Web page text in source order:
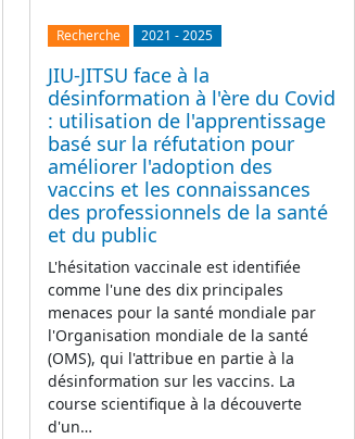
Recherche 2021 -2025
JIU-JITSU face à la
désinformation à l'ère du Covid
: utilisation de l'apprentissage
basé sur la réfutation pour
améliorer l'adoption des
vaccins et les connaissances
des professionnels de la santé
et du public
L'hésitation vaccinale est identifiée
comme l'une des dix principales
menaces pour la santé mondiale par
l'Organisation mondiale de la santé
(OMS), qui l'attribue en partie à la
désinformation sur les vaccins. La
course scientifique à la découverte
d'un…